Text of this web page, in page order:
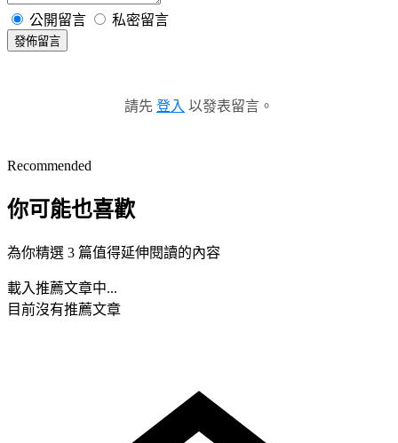
公開留言 私密留言
發佈留言
請先 登入 以發表留言。
Recommended
你可能也喜歡
為你精選 3 篇值得延伸閱讀的內容
載入推薦文章中...
目前沒有推薦文章